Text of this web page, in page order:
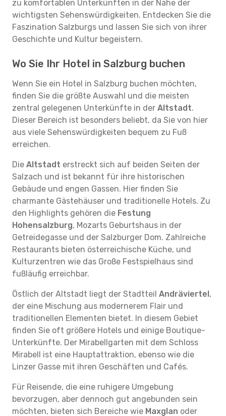
zu komfortablen Unterkünften in der Nähe der
wichtigsten Sehenswürdigkeiten. Entdecken Sie die
Faszination Salzburgs und lassen Sie sich von ihrer
Geschichte und Kultur begeistern.
Wo Sie Ihr Hotel in Salzburg buchen
Wenn Sie ein Hotel in Salzburg buchen möchten,
finden Sie die größte Auswahl und die meisten
zentral gelegenen Unterkünfte in der Altstadt.
Dieser Bereich ist besonders beliebt, da Sie von hier
aus viele Sehenswürdigkeiten bequem zu Fuß
erreichen.
Die Altstadt erstreckt sich auf beiden Seiten der
Salzach und ist bekannt für ihre historischen
Gebäude und engen Gassen. Hier finden Sie
charmante Gästehäuser und traditionelle Hotels. Zu
den Highlights gehören die Festung
Hohensalzburg, Mozarts Geburtshaus in der
Getreidegasse und der Salzburger Dom. Zahlreiche
Restaurants bieten österreichische Küche, und
Kulturzentren wie das Große Festspielhaus sind
fußläufig erreichbar.
Östlich der Altstadt liegt der Stadtteil Andräviertel,
der eine Mischung aus modernerem Flair und
traditionellen Elementen bietet. In diesem Gebiet
finden Sie oft größere Hotels und einige Boutique-
Unterkünfte. Der Mirabellgarten mit dem Schloss
Mirabell ist eine Hauptattraktion, ebenso wie die
Linzer Gasse mit ihren Geschäften und Cafés.
Für Reisende, die eine ruhigere Umgebung
bevorzugen, aber dennoch gut angebunden sein
möchten, bieten sich Bereiche wie Maxglan oder